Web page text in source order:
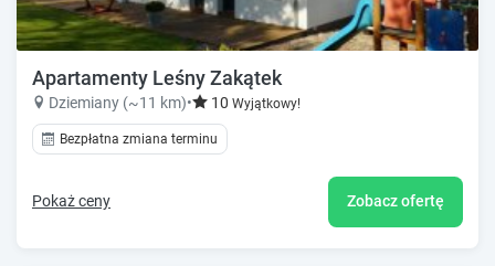
Apartamenty Leśny Zakątek
Dziemiany (~11 km)• 10 Wyjątkowy!
Bezpłatna zmiana terminu
Pokaż ceny Zobacz ofertę